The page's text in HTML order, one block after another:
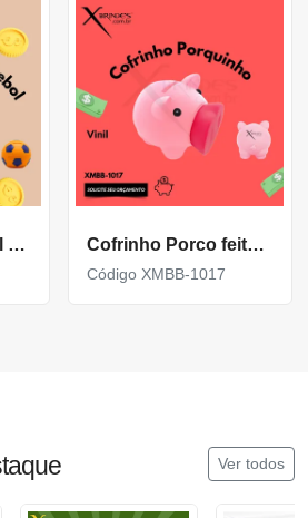
Cofre feito em Vinil Modelo Bola Personalizada XMBB-1034 Cofrinho Porco feito em Vinil Personalizado XMBB-1017
Código XMBB-1017
Ver todos